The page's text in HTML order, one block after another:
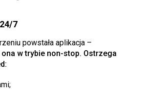
7
powstała aplikacja –
ona w trybie non-stop. Ostrzega